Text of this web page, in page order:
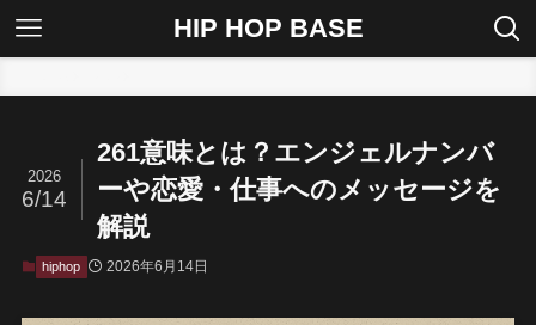
HIP HOP BASE
261意味とは？エンジェルナンバ
ーや恋愛・仕事へのメッセージを
解説
2026
6/14
hiphop 2026年6月14日